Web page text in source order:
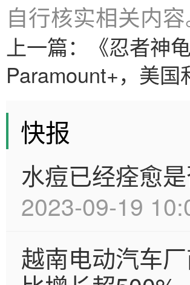
自行核实相关内容
上一篇：
《忍者神
Paramount+，美国
快报
水痘已经痊愈
2023-09-19
越南电动汽车